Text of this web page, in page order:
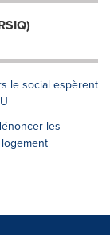
le social espèrent
les